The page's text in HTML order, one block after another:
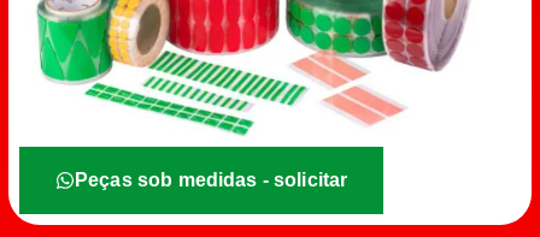
Peças sob medidas - solicitar